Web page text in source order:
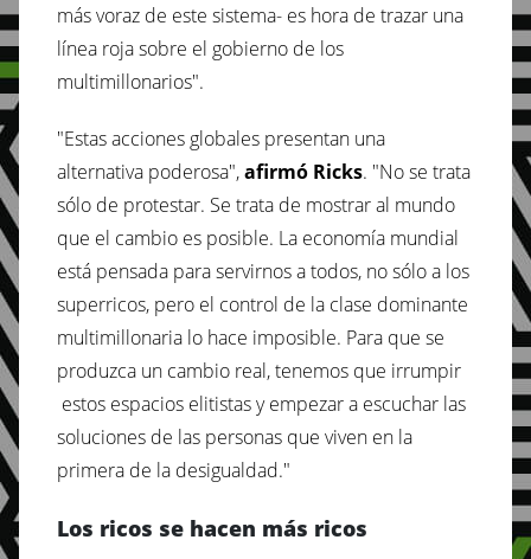
más voraz de este sistema- es hora de trazar una
línea roja sobre el gobierno de los
multimillonarios".
"Estas acciones globales presentan una
alternativa poderosa",afirmó Ricks. "No se trata
sólo de protestar. Se trata de mostrar al mundo
que el cambio es posible. La economía mundial
está pensada para servirnos a todos, no sólo a los
superricos, pero el control de la clase dominante
multimillonaria lo hace imposible. Para que se
produzca un cambio real, tenemos que irrumpir
estos espacios elitistas y empezar a escuchar las
soluciones de las personas que viven en la
primera de la desigualdad."
Los ricos se hacen más ricos